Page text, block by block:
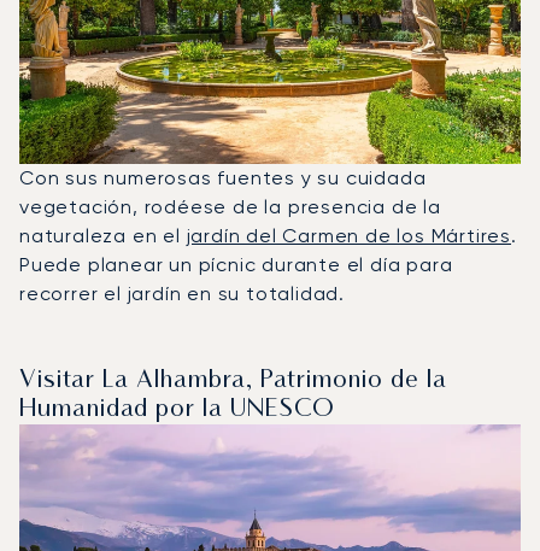
Con sus numerosas fuentes y su cuidada
vegetación, rodéese de la presencia de la
naturaleza en el jardín del Carmen de los Mártires.
Puede planear un pícnic durante el día para
recorrer el jardín en su totalidad.
Visitar La Alhambra, Patrimonio de la
Humanidad por la UNESCO